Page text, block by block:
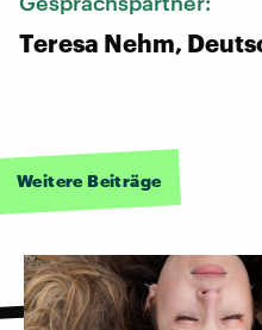
Teresa Nehm,
Weitere Beiträge